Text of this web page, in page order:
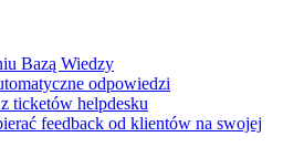
Bazą Wiedzy
odpowiedzi
ticketów helpdesku
feedback od klientów na swojej